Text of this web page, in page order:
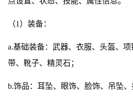
（1）装备：
a.基础装备：武器、衣服、头盔、
带、靴子、精灵石；
b.饰品：耳坠、眼饰、脸饰、吊坠